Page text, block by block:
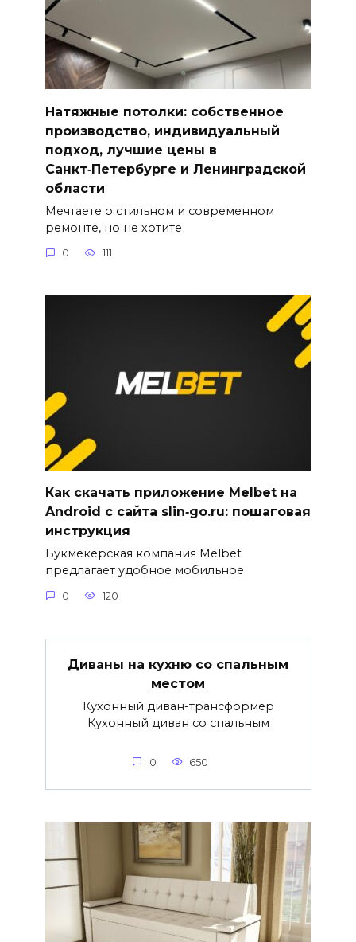
Натяжные потолки: собственное
производство, индивидуальный
подход, лучшие цены в
Санкт‑Петербурге и Ленинградской
области
Мечтаете о стильном и современном
ремонте, но не хотите
0 111
Как скачать приложение Melbet на
Android с сайта slin‑go.ru: пошаговая
инструкция
Букмекерская компания Melbet
предлагает удобное мобильное
0 120
Диваны на кухню со спальным
местом
Кухонный диван-трансформер
Кухонный диван со спальным
0 650